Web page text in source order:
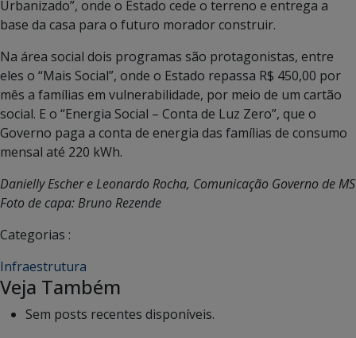
Urbanizado”, onde o Estado cede o terreno e entrega a
base da casa para o futuro morador construir.
Na área social dois programas são protagonistas, entre
eles o “Mais Social”, onde o Estado repassa R$ 450,00 por
mês a famílias em vulnerabilidade, por meio de um cartão
social. E o “Energia Social – Conta de Luz Zero”, que o
Governo paga a conta de energia das famílias de consumo
mensal até 220 kWh.
Danielly Escher e Leonardo Rocha, Comunicação Governo de MS
Foto de capa: Bruno Rezende
Categorias :
Infraestrutura
Veja Também
Sem posts recentes disponíveis.